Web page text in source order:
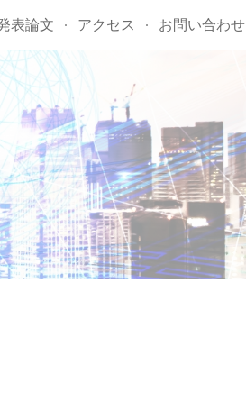
navigation
表論文 アクセス お問い合わせ